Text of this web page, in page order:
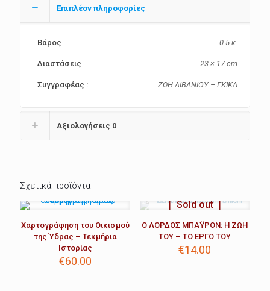
Επιπλέον πληροφορίες
Βάρος 0.5 κ.
Διαστάσεις 23 × 17 cm
Συγγραφέας : ΖΩΗ ΛΙΒΑΝΙΟΥ – ΓΚΙΚΑ
Αξιολογήσεις 0
Σχετικά προϊόντα
Χαρτογράφηση του Οικισμού
της Ύδρας – Τεκμήρια
Ιστορίας
€60.00
Sold out
Ο ΛΟΡΔΟΣ ΜΠΑΫΡΟΝ: Η ΖΩΗ
ΤΟΥ – ΤΟ ΕΡΓΟ ΤΟΥ
€14.00